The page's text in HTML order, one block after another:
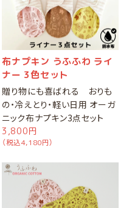
布ナプキン うふふわ ライ
ナー 3色セット
贈り物にも喜ばれる おりも
の・冷えとり・軽い日用 オーガ
ニック布ナプキン3点セット
3,800円
（税込4,180円）